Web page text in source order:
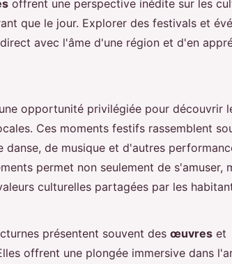
offrent une perspective inédite sur les
que le jour. Explorer des festivals et
avec l'âme d'une région et d'en
opportunité privilégiée pour découvrir
Ces moments festifs rassemblent
de musique et d'autres
permet non seulement de s'amuser,
culturelles partagées par les
présentent souvent des œuvres et
offrent une plongée immersive dans